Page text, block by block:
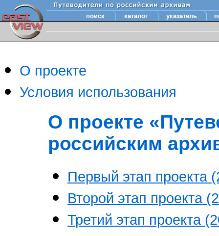
поиск каталог указатель
О проекте
Условия использования
О проекте
российским
Первый этап проекта
Второй этап проекта
Третий этап проекта